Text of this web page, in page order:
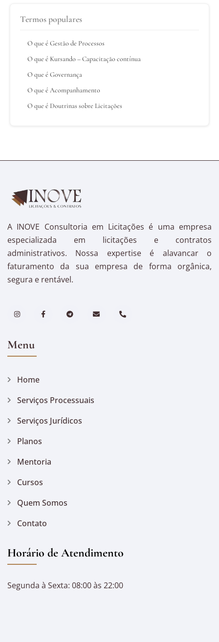
Termos populares
O que é Gestão de Processos
O que é Kursando – Capacitação contínua
O que é Governança
O que é Acompanhamento
O que é Doutrinas sobre Licitações
A INOVE Consultoria em Licitações é uma empresa
especializada em licitações e contratos
administrativos. Nossa expertise é alavancar o
faturamento da sua empresa de forma orgânica,
segura e rentável.
Menu
Home
Serviços Processuais
Serviços Jurídicos
Planos
Mentoria
Cursos
Quem Somos
Contato
Horário de Atendimento
Segunda à Sexta: 08:00 às 22:00